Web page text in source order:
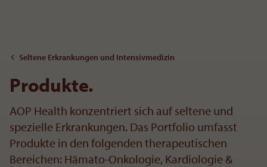
Zum InhaltSeltene Erkrankungen und Intensivmedizin
Produkte.
AOP Health konzentriert sich auf seltene und
spezielle Erkrankungen. Das Portfolio umfasst
Produkte in den folgenden therapeutischen
Bereichen: Hämato-Onkologie, Kardiologie &